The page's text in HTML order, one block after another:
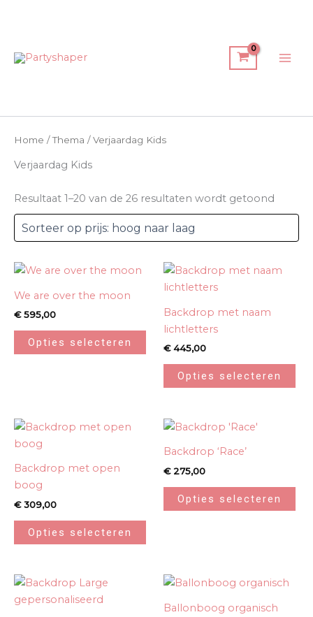
inhoud
Home /Thema / Verjaardag Kids
Verjaardag Kids
Resultaat 1–20 van de 26 resultaten wordt getoond
laag
We are over the moon
€595,00
Opties selecteren
Backdrop met naam
lichtletters
€445,00
Opties selecteren
Backdrop met open
boog
€309,00
Opties selecteren
Backdrop ‘Race’
€275,00
Opties selecteren
Ballonboog organisch